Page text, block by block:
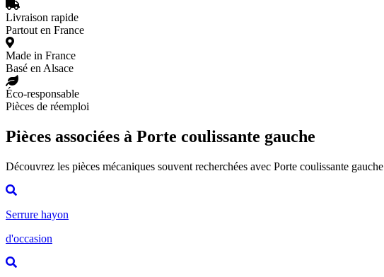
Livraison rapide
Partout en France
Made in France
Basé en Alsace
Éco-responsable
Pièces de réemploi
Pièces associées à Porte coulissante gauche
Découvrez les pièces mécaniques souvent recherchées avec Porte coulissante gauche
Serrure hayon
d'occasion